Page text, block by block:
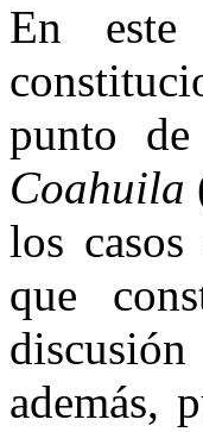
En
punto
Coahuila
los casos
que
además,